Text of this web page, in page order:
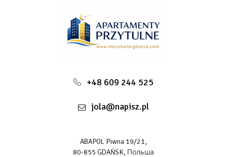
+48 609 244 525
jola@napisz.pl
ABAPOL Piwna 19/21,
80-855 GDAŃSK, Польша